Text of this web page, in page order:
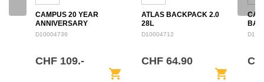
CAMPUS 20 YEAR
ANNIVERSARY
BACKPACK 28L
D10004736
CHF 109.-
shopping_cart
ATLAS BACKPACK 2.0
28L
D10004712
CHF 64.90
shopping_cart